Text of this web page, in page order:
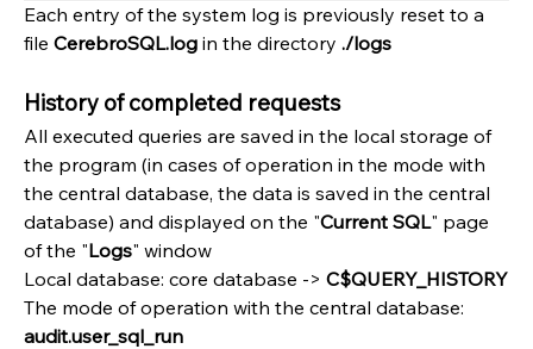
Each entry of the system log is previously reset to a
file CerebroSQL.log in the directory ./logs
History of completed requests
All executed queries are saved in the local storage of
the program (in cases of operation in the mode with
the central database, the data is saved in the central
database) and displayed on the "Current SQL" page
of the "Logs" window
Local database: core database -> C$QUERY_HISTORY
audit.user_sql_run